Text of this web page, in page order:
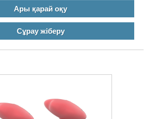
Ары қарай оқу
Сұрау жіберу